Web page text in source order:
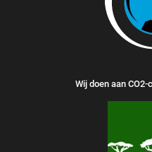
Wij doen aan